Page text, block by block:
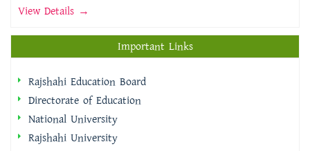
Rajshahi Education Board
Directorate of Education
Rajshahi University
National Web Portal
Rajshahi Division Portal
Rajshahi City Corporation